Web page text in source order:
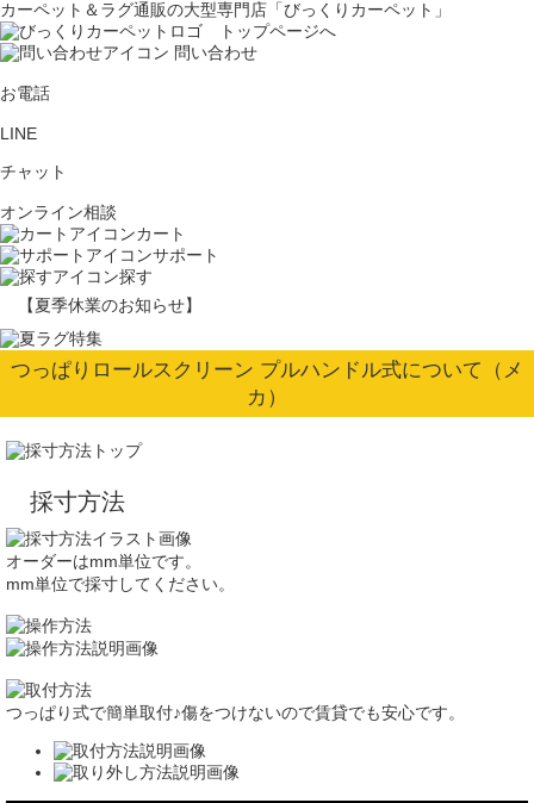
カーペット＆ラグ通販の大型専門店「びっくりカーペット」
問い合わせ
お電話
LINE
チャット
オンライン相談
カート
サポート
探す
【夏季休業のお知らせ】
つっぱりロールスクリーン プルハンドル式について（メ
カ）
採寸方法
オーダーはmm単位です。
mm単位で採寸してください。
つっぱり式で簡単取付♪傷をつけないので賃貸でも安心です。